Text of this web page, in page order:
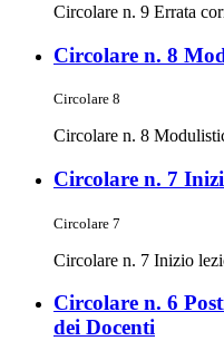
Circolare n. 9 Errata
Circolare n. 8
Circolare 8
Circolare n. 8
Circolare n. 7
Circolare 7
Circolare n. 7 Inizio
Circolare n. 6
dei Docenti